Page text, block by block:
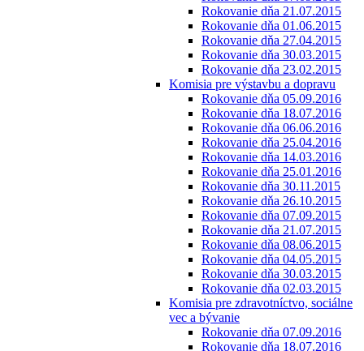
Rokovanie dňa 21.07.2015
Rokovanie dňa 01.06.2015
Rokovanie dňa 27.04.2015
Rokovanie dňa 30.03.2015
Rokovanie dňa 23.02.2015
Komisia pre výstavbu a dopravu
Rokovanie dňa 05.09.2016
Rokovanie dňa 18.07.2016
Rokovanie dňa 06.06.2016
Rokovanie dňa 25.04.2016
Rokovanie dňa 14.03.2016
Rokovanie dňa 25.01.2016
Rokovanie dňa 30.11.2015
Rokovanie dňa 26.10.2015
Rokovanie dňa 07.09.2015
Rokovanie dňa 21.07.2015
Rokovanie dňa 08.06.2015
Rokovanie dňa 04.05.2015
Rokovanie dňa 30.03.2015
Rokovanie dňa 02.03.2015
Komisia pre zdravotníctvo, sociálne
vec a bývanie
Rokovanie dňa 07.09.2016
Rokovanie dňa 18.07.2016